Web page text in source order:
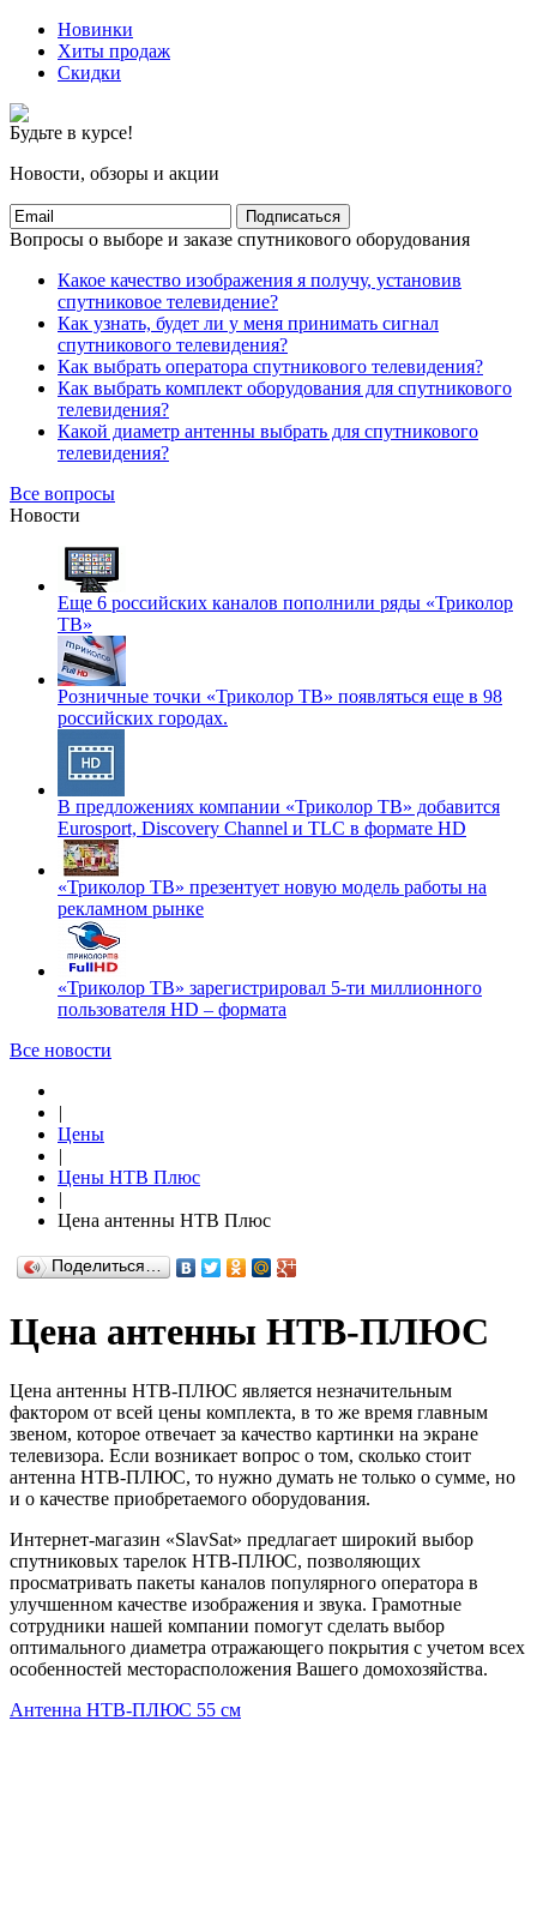
Новинки
Хиты продаж
Скидки
Будьте в курсе!
Новости, обзоры и акции
Подписаться
Вопросы о выборе и заказе спутникового оборудования
Какое качество изображения я получу, установив
спутниковое телевидение?
Как узнать, будет ли у меня принимать сигнал
спутникового телевидения?
Как выбрать оператора спутникового телевидения?
Как выбрать комплект оборудования для спутникового
телевидения?
Какой диаметр антенны выбрать для спутникового
телевидения?
Все вопросы
Новости
Еще 6 российских каналов пополнили ряды «Триколор
ТВ»
Розничные точки «Триколор ТВ» появляться еще в 98
российских городах.
В предложениях компании «Триколор ТВ» добавится
Eurosport, Discovery Channel и TLC в формате HD
«Триколор ТВ» презентует новую модель работы на
рекламном рынке
«Триколор ТВ» зарегистрировал 5-ти миллионного
пользователя HD – формата
Все новости
|
Цены
|
Цены НТВ Плюс
|
Цена антенны НТВ Плюс
Поделиться…
Цена антенны НТВ-ПЛЮС
Цена антенны НТВ-ПЛЮС является незначительным
фактором от всей цены комплекта, в то же время главным
звеном, которое отвечает за качество картинки на экране
телевизора. Если возникает вопрос о том, сколько стоит
антенна НТВ-ПЛЮС, то нужно думать не только о сумме, но
и о качестве приобретаемого оборудования.
Интернет-магазин «SlavSat» предлагает широкий выбор
спутниковых тарелок НТВ-ПЛЮС, позволяющих
просматривать пакеты каналов популярного оператора в
улучшенном качестве изображения и звука. Грамотные
сотрудники нашей компании помогут сделать выбор
оптимального диаметра отражающего покрытия с учетом всех
особенностей месторасположения Вашего домохозяйства.
Антенна НТВ-ПЛЮС 55 см